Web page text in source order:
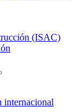
(ISAC)
internacional